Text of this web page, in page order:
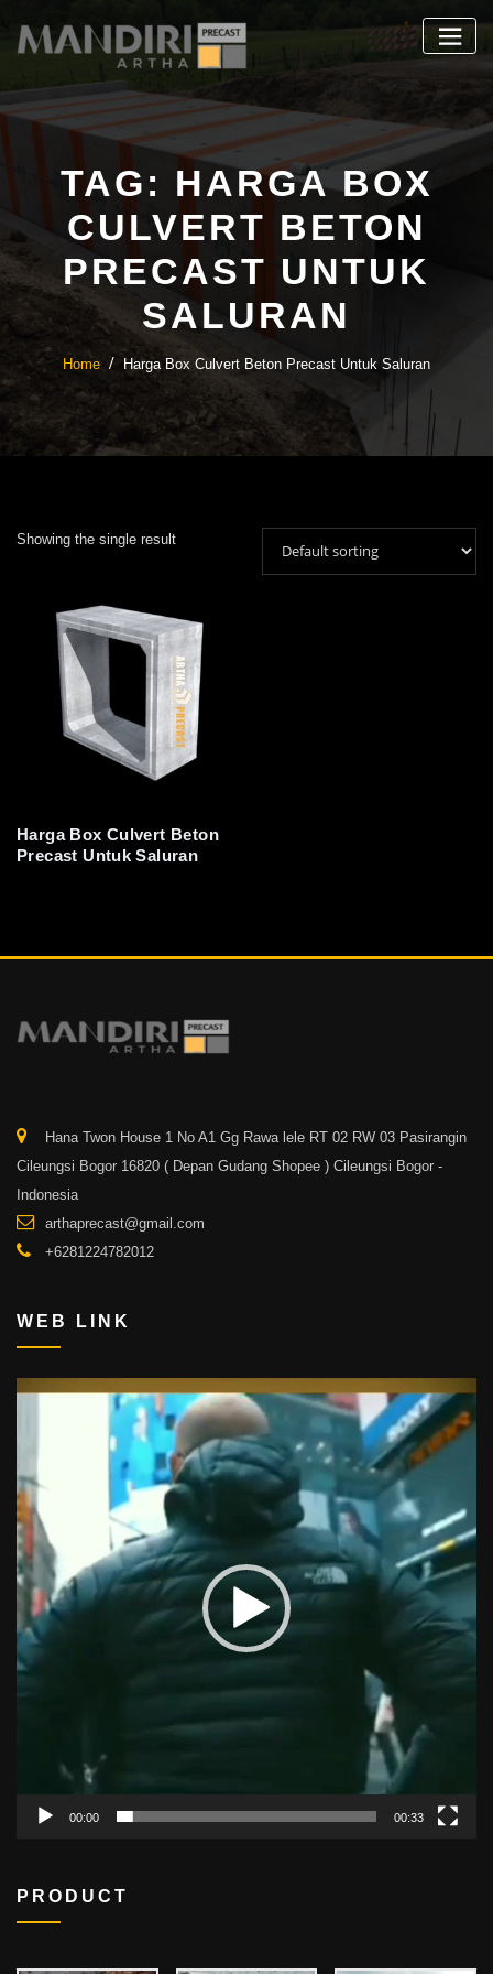
content
TAG: HARGA BOX
CULVERT BETON
PRECAST UNTUK
SALURAN
Home Harga Box Culvert Beton Precast Untuk Saluran
Showing the single result
Harga Box Culvert Beton
Precast Untuk Saluran
Hana Twon House 1 No A1 Gg Rawa lele RT 02 RW 03 Pasirangin
Cileungsi Bogor 16820 ( Depan Gudang Shopee ) Cileungsi Bogor -
Indonesia
arthaprecast@gmail.com
+6281224782012
WEB LINK
Video
00:00 00:33
PRODUCT